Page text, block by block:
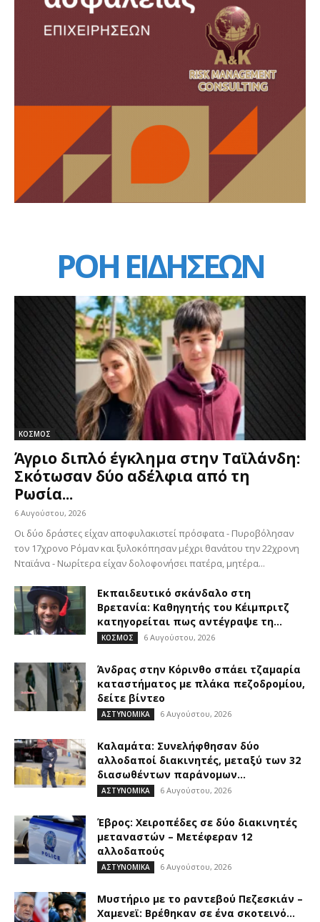
ΡΟΗ ΕΙΔΗΣΕΩΝ
ΚΟΣΜΟΣ
Άγριο διπλό έγκλημα στην Ταϊλάνδη:
Σκότωσαν δύο αδέλφια από τη
Ρωσία...
6 Αυγούστου, 2026
Οι δύο δράστες είχαν αποφυλακιστεί πρόσφατα - Πυροβόλησαν
τον 17χρονο Ρόμαν και ξυλοκόπησαν μέχρι θανάτου την 22χρονη
Νταϊάνα - Νωρίτερα είχαν δολοφονήσει πατέρα, μητέρα...
Εκπαιδευτικό σκάνδαλο στη
Βρετανία: Καθηγητής του Κέιμπριτζ
κατηγορείται πως αντέγραψε τη...
ΚΟΣΜΟΣ 6 Αυγούστου, 2026
Άνδρας στην Κόρινθο σπάει τζαμαρία
καταστήματος με πλάκα πεζοδρομίου,
δείτε βίντεο
ΑΣΤΥΝΟΜΙΚΑ 6 Αυγούστου, 2026
Καλαμάτα: Συνελήφθησαν δύο
αλλοδαποί διακινητές, μεταξύ των 32
διασωθέντων παράνομων...
ΑΣΤΥΝΟΜΙΚΑ 6 Αυγούστου, 2026
Έβρος: Χειροπέδες σε δύο διακινητές
μεταναστών – Μετέφεραν 12
αλλοδαπούς
ΑΣΤΥΝΟΜΙΚΑ 6 Αυγούστου, 2026
Μυστήριο με το ραντεβού Πεζεσκιάν –
Χαμενεϊ: Βρέθηκαν σε ένα σκοτεινό...